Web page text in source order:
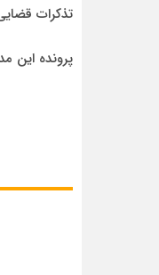
تذکرات
پرونده این مدلینگ ۲۲ ساله پس از اظهار ندامت و پشیمانی در